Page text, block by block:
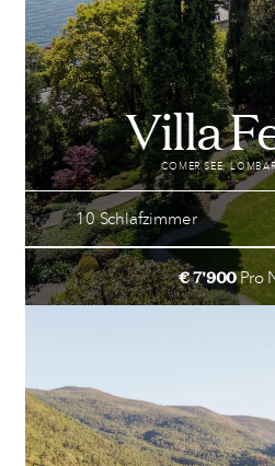
Villa
COMER SEE;
10 Schlafzimmer
€ 7'900Pro